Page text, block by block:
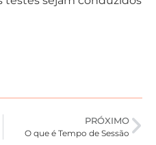
PRÓXIMO
O que é Tempo de Sessão